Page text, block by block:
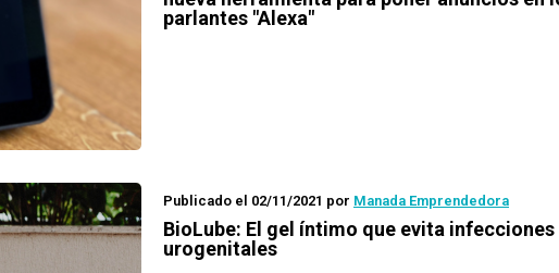
parlantes "Alexa"
Publicado el 02/11/2021 por Manada Emprendedora
BioLube: El gel íntimo que evita infecciones
urogenitales